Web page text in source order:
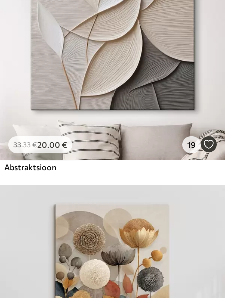
Hind Alates .00
33.33€20.00 € 19
Abstraktsioon